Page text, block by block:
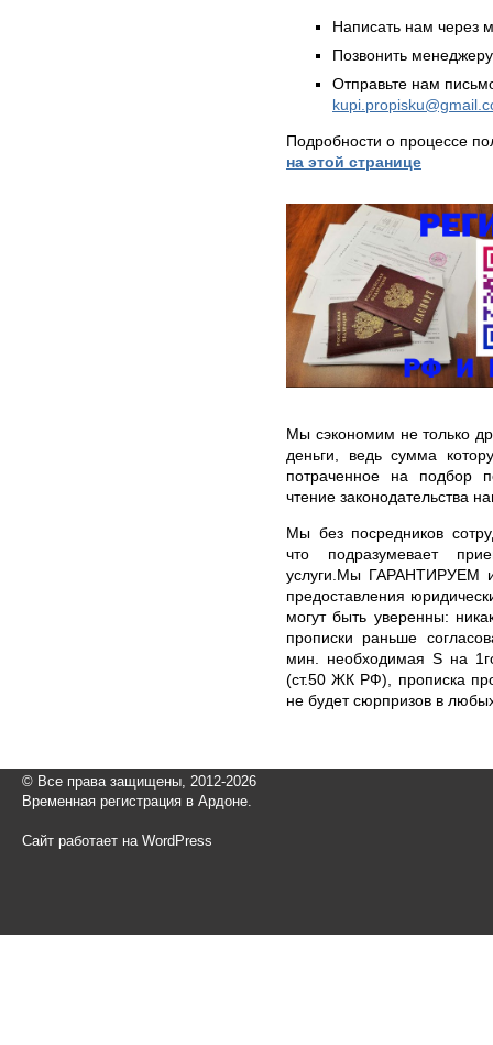
Написать нам через
Позвонить
Отправьте нам
Подробности о процессе
на этой странице
Мы сэкономим не только
деньги, ведь сумма
потраченное на подбор
чтение законодательства
Мы без посредников
что подразумевает
услуги.Мы ГАРАНТИРУЕМ
предоставления
могут быть уверенны:
прописки раньше
мин. необходимая S на
(ст.50 ЖК РФ), прописка
не будет сюрпризов в
© Все права защищены, 2012-2026
Временная регистрация в Ардоне.
Сайт работает на WordPress